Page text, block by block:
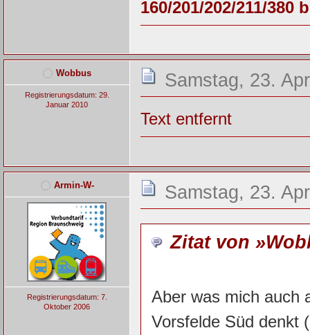
160/201/202/211/380
Wobbus
Registrierungsdatum: 29.
Januar 2010
Samstag, 23.
Text entfernt
Armin-W-
Registrierungsdatum: 7.
Oktober 2006
Samstag, 23.
Zitat von
Aber was mich auch
Vorsfelde Süd denkt